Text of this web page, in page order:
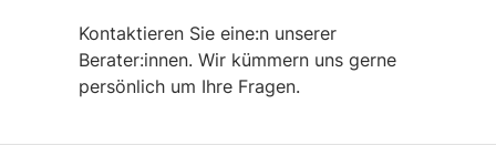
Kontaktieren Sie eine:n unserer
Berater:innen. Wir kümmern uns gerne
persönlich um Ihre Fragen.